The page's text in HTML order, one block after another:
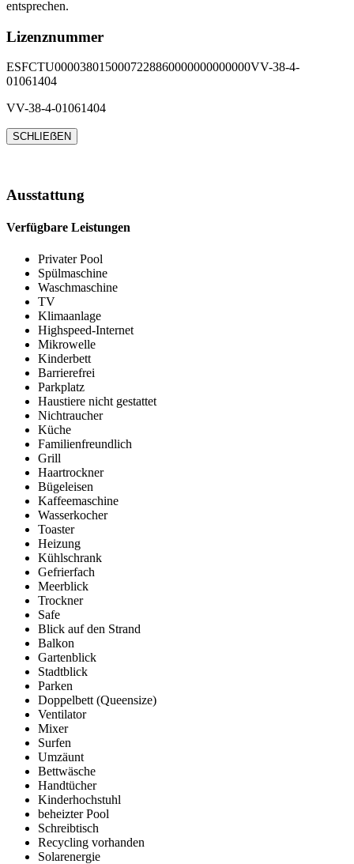
entsprechen.
Lizenznummer
ESFCTU0000380150007228860000000000000VV-38-4-
01061404
VV-38-4-01061404
SCHLIEẞEN
Ausstattung
Verfügbare Leistungen
Privater Pool
Spülmaschine
Waschmaschine
TV
Klimaanlage
Highspeed-Internet
Mikrowelle
Kinderbett
Barrierefrei
Parkplatz
Haustiere nicht gestattet
Nichtraucher
Küche
Familienfreundlich
Grill
Haartrockner
Bügeleisen
Kaffeemaschine
Wasserkocher
Toaster
Heizung
Kühlschrank
Gefrierfach
Meerblick
Trockner
Safe
Blick auf den Strand
Balkon
Gartenblick
Stadtblick
Parken
Doppelbett (Queensize)
Ventilator
Mixer
Surfen
Umzäunt
Bettwäsche
Handtücher
Kinderhochstuhl
beheizter Pool
Schreibtisch
Recycling vorhanden
Solarenergie